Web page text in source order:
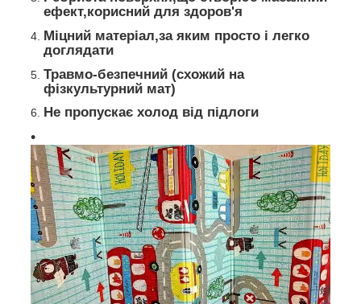
ефект,корисний для здоров'я
Міцний матеріал,за яким просто і легко
доглядати
Травмо-безпечний (схожий на
фізкультурний мат)
Не пропускає холод від підлоги